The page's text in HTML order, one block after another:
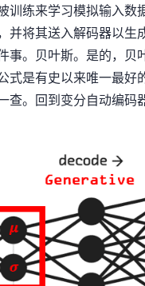
练来学习模拟输入数
将其送入解码器以生
事。贝叶斯。是的，贝
式是有史以来唯一最好
查。回到变分自动编码